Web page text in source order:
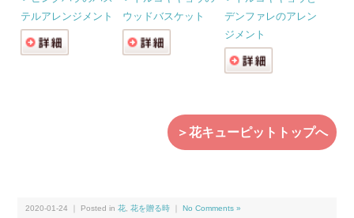
テルアレンジメント
ウッドバスケット
デンファレのアレン
ジメント
＞花キューピットトップへ
2020-01-24 ｜ Posted in花 ,花を贈る時 ｜No Comments »